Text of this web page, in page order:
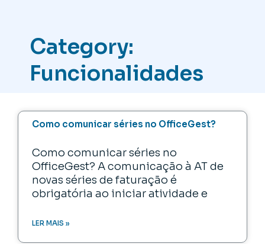
Category:
Funcionalidades
Como comunicar séries no OfficeGest?
Como comunicar séries no
OfficeGest? A comunicação à AT de
novas séries de faturação é
obrigatória ao iniciar atividade e
LER MAIS »